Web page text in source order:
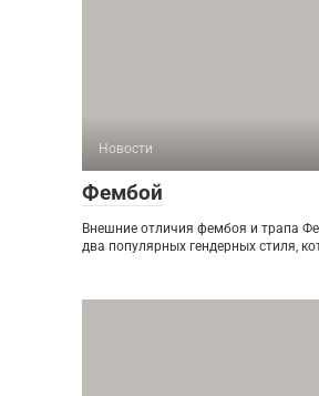
Новости
Фембой
Внешние отличия фембоя и трапа
два популярных гендерных стиля,